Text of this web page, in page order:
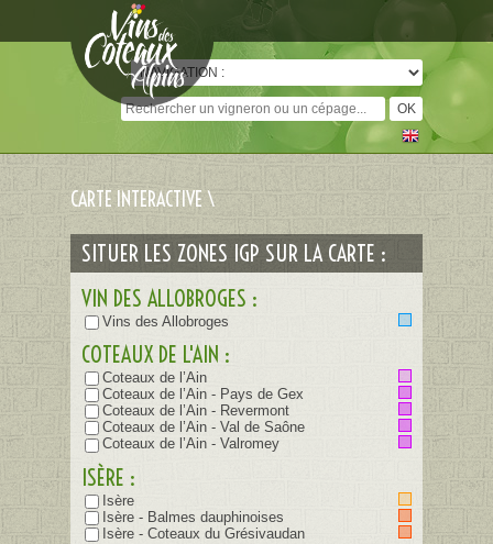
CARTE INTERACTIVE \
SITUER LES ZONES IGP SUR LA CARTE :
VIN DES ALLOBROGES :
Vins des Allobroges
COTEAUX DE L'AIN :
Coteaux de l’Ain
Coteaux de l’Ain - Pays de Gex
Coteaux de l’Ain - Revermont
Coteaux de l’Ain - Val de Saône
Coteaux de l’Ain - Valromey
ISÈRE :
Isère
Isère - Balmes dauphinoises
Isère - Coteaux du Grésivaudan
Cookies management panel